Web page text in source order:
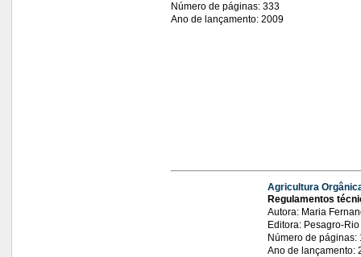
Número de páginas: 333
Ano de lançamento: 2009
Agricultura
Regulamentos
Autora: Maria
Editora: Pesagro-Rio
Número de páginas:
Ano de lançamento: